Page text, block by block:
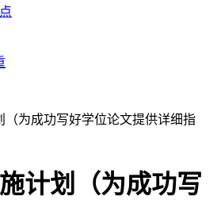
（为成功写好学位论文提供详细指
计划（为成功写